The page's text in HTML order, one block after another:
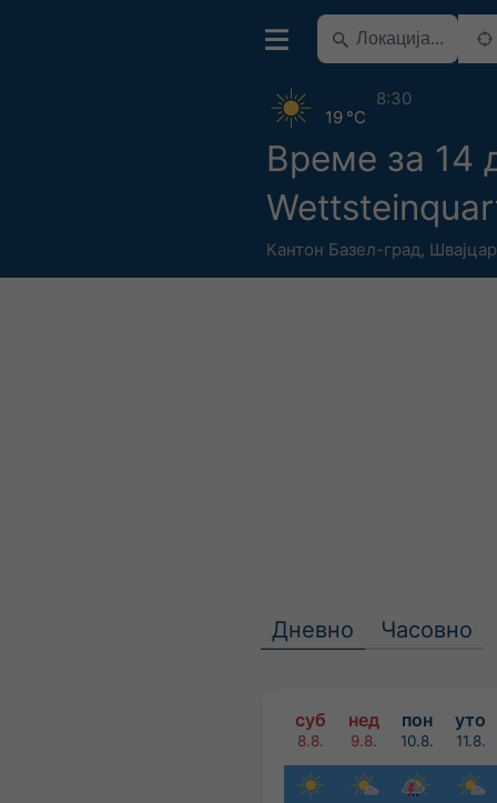
Време за 14
Кантон Базел-град,
19 °C
8:30
Дневно Часовно
суб нед пон уто
8.8. 9.8. 10.8. 11.8.